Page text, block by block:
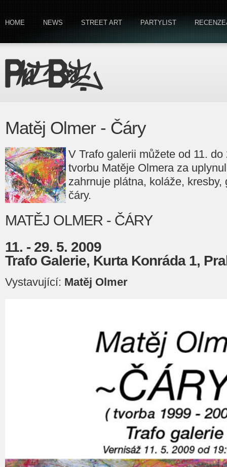
HOME NEWS STREET ART PARTYLIST
Matěj Olmer - Čáry
V Trafo galerii můžete od 11.
tvorbu Matěje Olmera za
zahrnuje plátna, koláže,
čáry.
MATĚJ OLMER - ČÁRY
11. - 29. 5. 2009
Trafo Galerie, Kurta Konráda 1,
Vystavující: Matěj Olmer